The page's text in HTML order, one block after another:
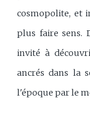
cosmopolite, et
plus faire sens.
invité à
ancrés dans la
l'époque par le